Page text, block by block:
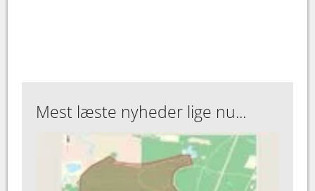
Mest læste nyheder lige nu...